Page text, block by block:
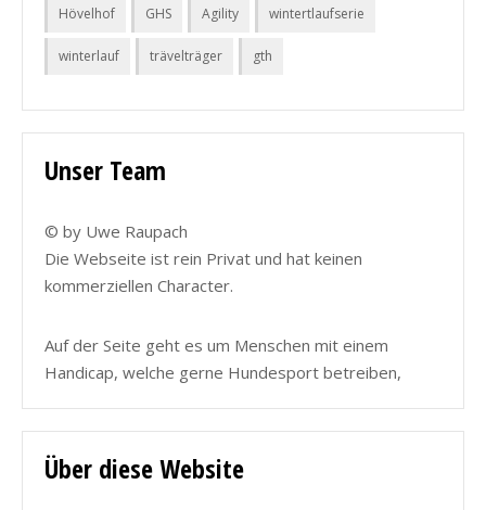
Hövelhof GHS Agility wintertlaufserie
winterlauf trävelträger gth
Unser Team
© by Uwe Raupach
Die Webseite ist rein Privat und hat keinen
kommerziellen Character.
Auf der Seite geht es um Menschen mit einem
Handicap, welche gerne Hundesport betreiben,
Über diese Website